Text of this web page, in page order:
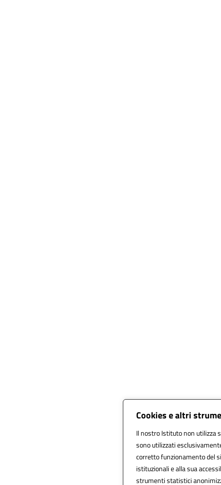
Cookies e altri
Il nostro Istituto non utilizza
sono utilizzati
corretto funzionamento del
istituzionali e alla sua
strumenti statistici